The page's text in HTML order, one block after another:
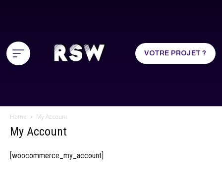
VOTRE PROJET ?
Home My Account
My Account
[woocommerce_my_account]